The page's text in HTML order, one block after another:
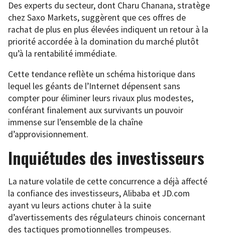
Des experts du secteur, dont Charu Chanana, stratège
chez Saxo Markets, suggèrent que ces offres de
rachat de plus en plus élevées indiquent un retour à la
priorité accordée à la domination du marché plutôt
qu’à la rentabilité immédiate.
Cette tendance reflète un schéma historique dans
lequel les géants de l’Internet dépensent sans
compter pour éliminer leurs rivaux plus modestes,
conférant finalement aux survivants un pouvoir
immense sur l’ensemble de la chaîne
d’approvisionnement.
Inquiétudes des investisseurs
La nature volatile de cette concurrence a déjà affecté
la confiance des investisseurs, Alibaba et JD.com
ayant vu leurs actions chuter à la suite
d’avertissements des régulateurs chinois concernant
des tactiques promotionnelles trompeuses.